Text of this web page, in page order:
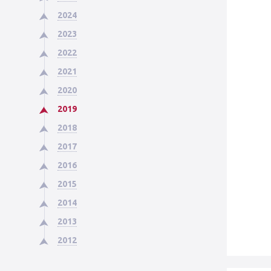
2024
2023
2022
2021
2020
2019
2018
2017
2016
2015
2014
2013
2012